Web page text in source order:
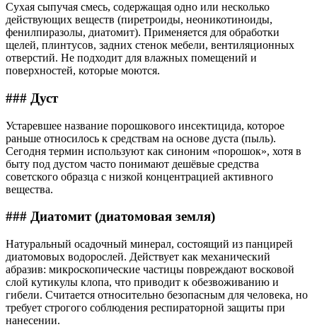
Сухая сыпучая смесь, содержащая одно или несколько
действующих веществ (пиретроиды, неоникотиноиды,
фенилпиразолы, диатомит). Применяется для обработки
щелей, плинтусов, задних стенок мебели, вентиляционных
отверстий. Не подходит для влажных помещений и
поверхностей, которые моются.
### Дуст
Устаревшее название порошкового инсектицида, которое
раньше относилось к средствам на основе дуста (пыль).
Сегодня термин используют как синоним «порошок», хотя в
быту под дустом часто понимают дешёвые средства
советского образца с низкой концентрацией активного
вещества.
### Диатомит (диатомовая земля)
Натуральный осадочный минерал, состоящий из панцирей
диатомовых водорослей. Действует как механический
абразив: микроскопические частицы повреждают восковой
слой кутикулы клопа, что приводит к обезвоживанию и
гибели. Считается относительно безопасным для человека, но
требует строгого соблюдения респираторной защиты при
нанесении.